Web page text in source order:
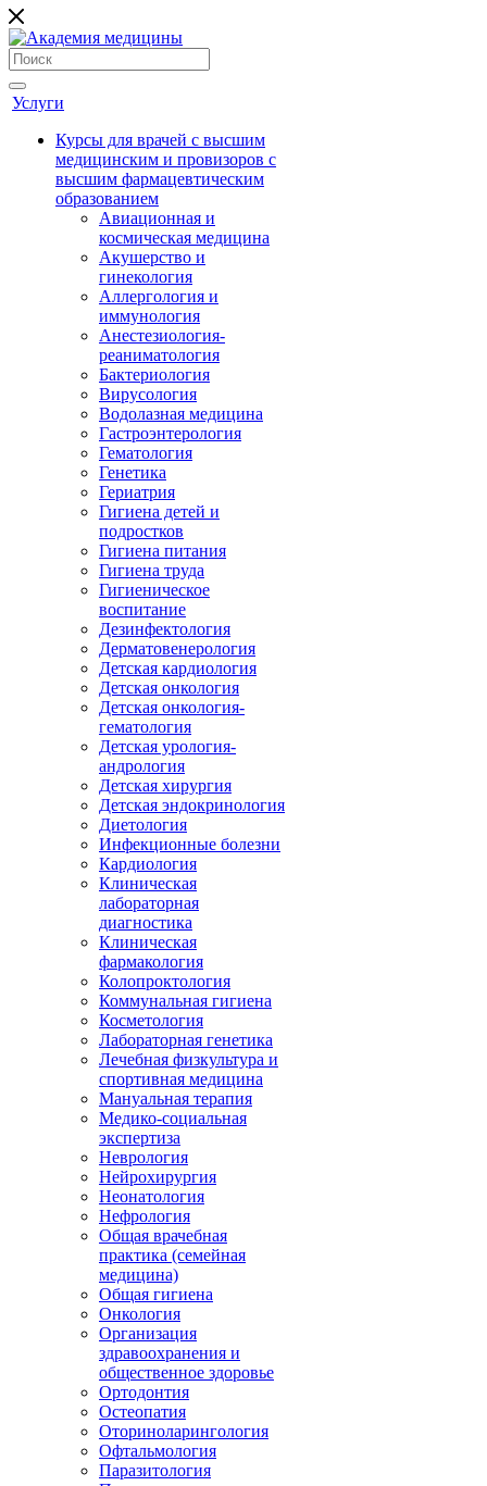
Услуги
Курсы для врачей с высшим
медицинским и провизоров с
высшим фармацевтическим
образованием
Авиационная и
космическая медицина
Акушерство и
гинекология
Аллергология и
иммунология
Анестезиология-
реаниматология
Бактериология
Вирусология
Водолазная медицина
Гастроэнтерология
Гематология
Генетика
Гериатрия
Гигиена детей и
подростков
Гигиена питания
Гигиена труда
Гигиеническое
воспитание
Дезинфектология
Дерматовенерология
Детская кардиология
Детская онкология
Детская онкология-
гематология
Детская урология-
андрология
Детская хирургия
Детская эндокринология
Диетология
Инфекционные болезни
Кардиология
Клиническая
лабораторная
диагностика
Клиническая
фармакология
Колопроктология
Коммунальная гигиена
Косметология
Лабораторная генетика
Лечебная физкультура и
спортивная медицина
Мануальная терапия
Медико-социальная
экспертиза
Неврология
Нейрохирургия
Неонатология
Нефрология
Общая врачебная
практика (семейная
медицина)
Общая гигиена
Онкология
Организация
здравоохранения и
общественное здоровье
Ортодонтия
Остеопатия
Оториноларингология
Офтальмология
Паразитология